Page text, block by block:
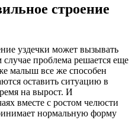
строение
уздечки может вызывать
проблема решается еще
малыш все же способен
оставить ситуацию в
на вырост. И
вместе с ростом челюсти
нормальную форму